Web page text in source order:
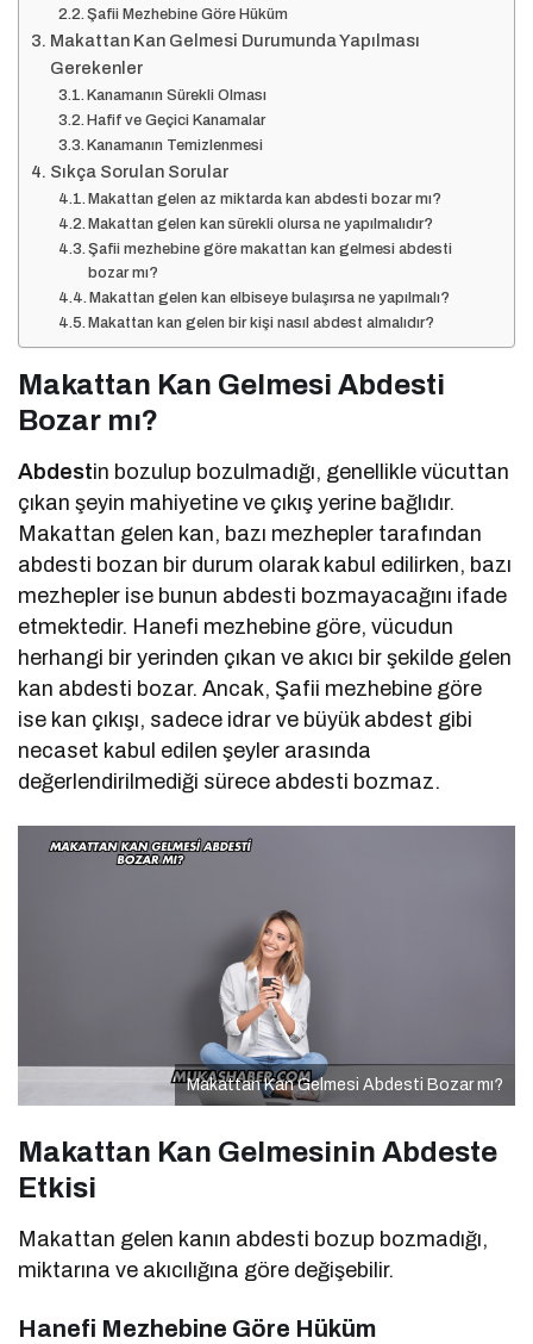
Şafii Mezhebine Göre Hüküm
Makattan Kan Gelmesi Durumunda Yapılması
Gerekenler
Kanamanın Sürekli Olması
Hafif ve Geçici Kanamalar
Kanamanın Temizlenmesi
Sıkça Sorulan Sorular
Makattan gelen az miktarda kan abdesti bozar mı?
Makattan gelen kan sürekli olursa ne yapılmalıdır?
Şafii mezhebine göre makattan kan gelmesi abdesti
bozar mı?
Makattan gelen kan elbiseye bulaşırsa ne yapılmalı?
Makattan kan gelen bir kişi nasıl abdest almalıdır?
Makattan Kan Gelmesi Abdesti
Bozar mı?
Abdestin bozulup bozulmadığı, genellikle vücuttan
çıkan şeyin mahiyetine ve çıkış yerine bağlıdır.
Makattan gelen kan, bazı mezhepler tarafından
abdesti bozan bir durum olarak kabul edilirken, bazı
mezhepler ise bunun abdesti bozmayacağını ifade
etmektedir. Hanefi mezhebine göre, vücudun
herhangi bir yerinden çıkan ve akıcı bir şekilde gelen
kan abdesti bozar. Ancak, Şafii mezhebine göre
ise kan çıkışı, sadece idrar ve büyük abdest gibi
necaset kabul edilen şeyler arasında
değerlendirilmediği sürece abdesti bozmaz.
Makattan Kan Gelmesi Abdesti Bozar mı?
Makattan Kan Gelmesinin Abdeste
Etkisi
Makattan gelen kanın abdesti bozup bozmadığı,
miktarına ve akıcılığına göre değişebilir.
Hanefi Mezhebine Göre Hüküm